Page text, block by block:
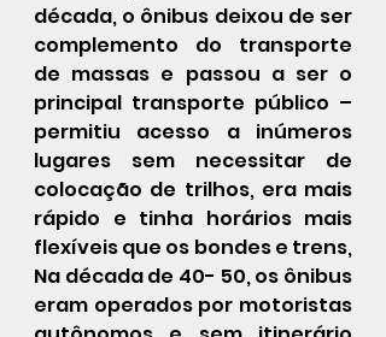
década, o ônibus deixou de ser
complemento do transporte
de massas e passou a ser o
principal transporte público –
permitiu acesso a inúmeros
lugares sem necessitar de
colocação de trilhos, era mais
rápido e tinha horários mais
flexíveis que os bondes e trens,
Na década de 40- 50, os ônibus
eram operados por motoristas